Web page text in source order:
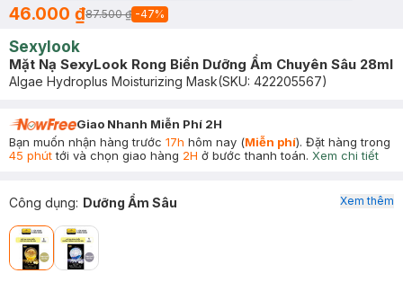
46.000 ₫87.500 ₫ -47%
Sexylook
Mặt Nạ SexyLook Rong Biển Dưỡng Ẩm Chuyên Sâu 28ml
Algae Hydroplus Moisturizing Mask(SKU: 422205567)
Giao Nhanh Miễn Phí 2H
Bạn muốn nhận hàng trước 17h hôm nay (Miễn phí). Đặt hàng trong
45 phúttới và chọn giao hàng 2H ở bước thanh toán. Xem chi tiết
Công dụng: Dưỡng Ẩm Sâu Xem thêm